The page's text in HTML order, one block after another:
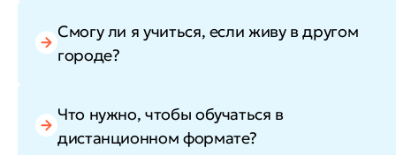
Смогу ли я учиться, если живу в другом
городе?
Что нужно, чтобы обучаться в
дистанционном формате?